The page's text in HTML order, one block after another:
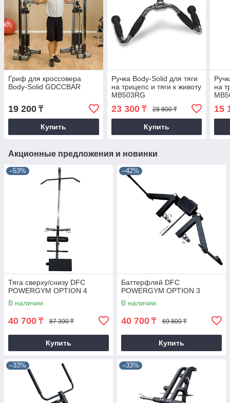
Гриф для кроссовера
Body-Solid GDCCBAR
19 200 ₸
Купить
Ручка Body-Solid для тяги
на трицепс и тяги к животу
MB503RG
23 300₸ 28 800 ₸
Купить
на
15
Акционные предложения и новинки
–53%
Тяга сверху/снизу DFC
POWERGYM OPTION 4
В наличии
40 700 ₸ 87 300 ₸
Купить
–42%
Баттерфляй DFC
POWERGYM OPTION 3
В наличии
40 700 ₸ 69 800 ₸
Купить
–33% –33%